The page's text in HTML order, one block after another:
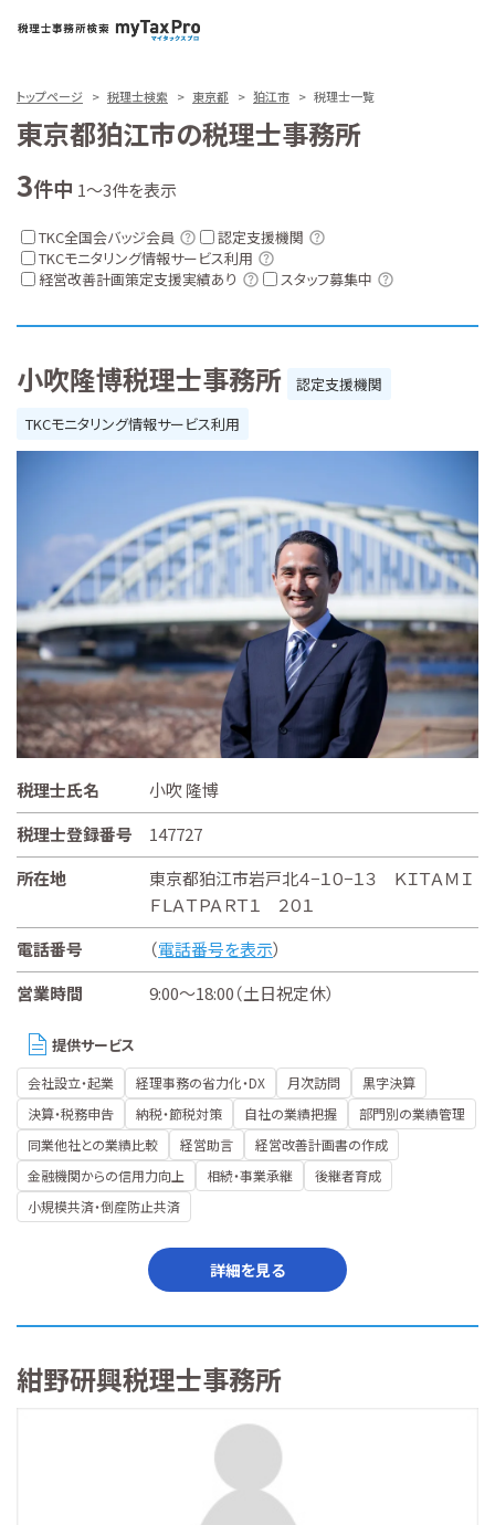
トップページ 税理士検索 東京都 狛江市 税理士一覧
東京都狛江市の税理士事務所
3件中 1～3件を表示
TKC全国会バッジ会員
認定支援機関
TKCモニタリング情報サービス利用
経営改善計画策定支援実績あり
スタッフ募集中
小吹隆博税理士事務所
認定支援機関
TKCモニタリング情報サービス利用
税理士氏名
小吹 隆博
税理士登録番号
147727
所在地
東京都狛江市岩戸北４−１０−１３ ＫＩＴＡＭＩ
ＦＬＡＴＰＡＲＴ１ ２０１
電話番号
（電話番号を表示）
営業時間
9:00～18:00（土日祝定休）
提供サービス
会社設立・起業 経理事務の省力化・DX 月次訪問
黒字決算
決算・税務申告
納税・節税対策 自社の業績把握
部門別の業績管理
同業他社との業績比較
経営助言
経営改善計画書の作成
金融機関からの信用力向上
相続・事業承継
後継者育成
小規模共済・倒産防止共済
詳細を見る
紺野研興税理士事務所